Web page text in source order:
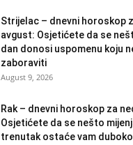
Strijelac – dnevni horoskop
avgust: Osjetićete da se
dan donosi uspomenu koju
zaboraviti
August 9, 2026
Rak – dnevni horoskop za
Osjetićete da se nešto
trenutak ostaće vam